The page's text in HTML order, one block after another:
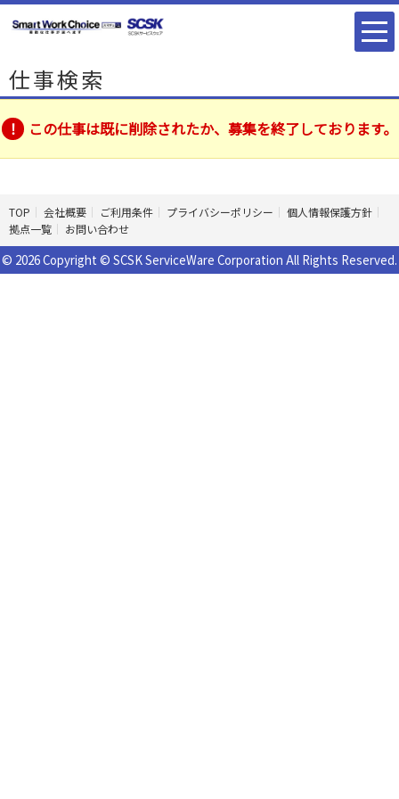
仕事検索
この仕事は既に削除されたか、募集を終了しております。
TOP 会社概要 ご利用条件 プライバシーポリシー
個人情報保護方針
拠点一覧
お問い合わせ
© 2026 Copyright © SCSK ServiceWare Corporation All Rights Reserved.